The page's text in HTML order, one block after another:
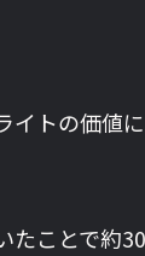
イトの価値
たことで約